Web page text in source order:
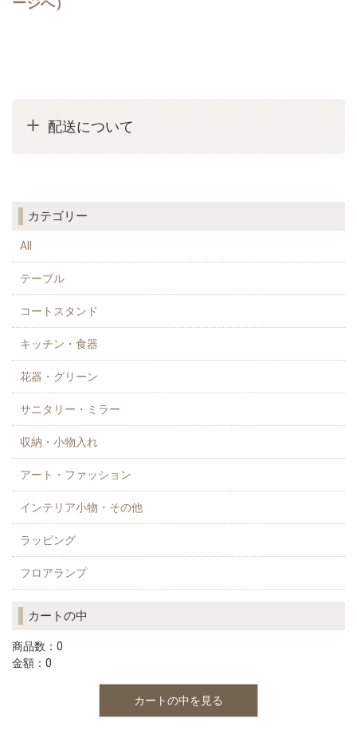
配送について
カテゴリー
All
テーブル
コートスタンド
キッチン・食器
花器・グリーン
サニタリー・ミラー
収納・小物入れ
アート・ファッション
インテリア小物・その他
ラッピング
フロアランプ
カートの中
商品数：0
金額：0
カートの中を見る